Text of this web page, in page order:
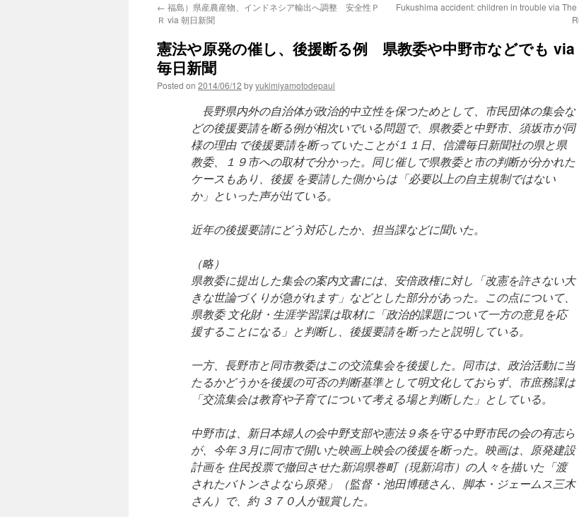
← 福島）県産農産物、インドネシア輸出へ調整 安全性Ｐ
Ｒ via 朝日新聞
Fukushima accident: children in trouble via The
憲法や原発の催し、後援断る例 県教委や中野市などでも via
毎日新聞
Posted on 2014/06/12 byyukimiyamotodepaul
長野県内外の自治体が政治的中立性を保つためとして、市民団体の集会な
どの後援要請を断る例が相次いでいる問題で、県教委と中野市、須坂市が同
様の理由 で後援要請を断っていたことが１１日、信濃毎日新聞社の県と県
教委、１９市への取材で分かった。同じ催しで県教委と市の判断が分かれた
ケースもあり、後援 を要請した側からは「必要以上の自主規制ではない
か」といった声が出ている。
近年の後援要請にどう対応したか、担当課などに聞いた。
（略）
県教委に提出した集会の案内文書には、安倍政権に対し「改憲を許さない大
きな世論づくりが急がれます」などとした部分があった。この点について、
県教委 文化財・生涯学習課は取材に「政治的課題について一方の意見を応
援することになる」と判断し、後援要請を断ったと説明している。
一方、長野市と同市教委はこの交流集会を後援した。同市は、政治活動に当
たるかどうかを後援の可否の判断基準として明文化しておらず、市庶務課は
「交流集会は教育や子育てについて考える場と判断した」としている。
中野市は、新日本婦人の会中野支部や憲法９条を守る中野市民の会の有志ら
が、今年３月に同市で開いた映画上映会の後援を断った。映画は、原発建設
計画を 住民投票で撤回させた新潟県巻町（現新潟市）の人々を描いた「渡
されたバトンさよなら原発」（監督・池田博穂さん、脚本・ジェームス三木
さん）で、約 ３７０人が観賞した。